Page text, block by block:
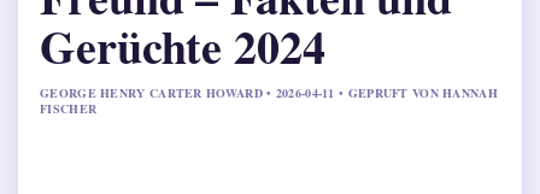
Gerüchte 2024
GEORGE HENRY CARTER HOWARD • 2026-04-11 • GEPRUFT VON HANNAH
FISCHER